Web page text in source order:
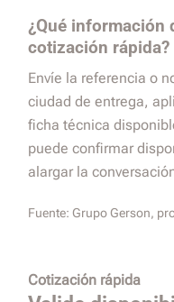
¿Qué información
cotización rápida?
Envíe la referencia o
ciudad de entrega,
ficha técnica
puede confirmar
alargar la
Fuente: Grupo Gerson,
Cotización rápida